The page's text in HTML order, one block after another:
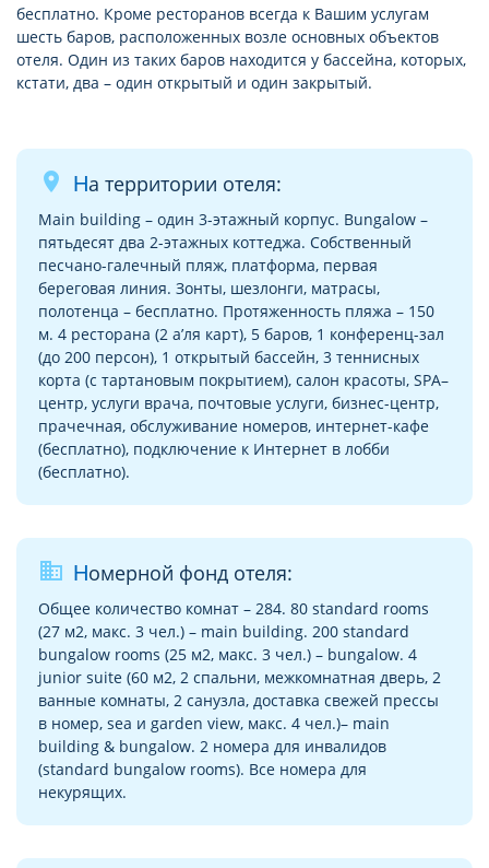
бесплатно. Кроме ресторанов всегда к Вашим услугам
шесть баров, расположенных возле основных объектов
отеля. Один из таких баров находится у бассейна, которых,
кстати, два – один открытый и один закрытый.
place На территории отеля:
Main building – один 3-этажный корпус. Bungalow –
пятьдесят два 2-этажных коттеджа. Собственный
песчано-галечный пляж, платформа, первая
береговая линия. Зонты, шезлонги, матрасы,
полотенца – бесплатно. Протяженность пляжа – 150
м. 4 ресторана (2 а’ля карт), 5 баров, 1 конференц-зал
(до 200 персон), 1 открытый бассейн, 3 теннисных
корта (с тартановым покрытием), салон красоты, SPA–
центр, услуги врача, почтовые услуги, бизнес-центр,
прачечная, обслуживание номеров, интернет-кафе
(бесплатно), подключение к Интернет в лобби
(бесплатно).
business Номерной фонд отеля:
Общее количество комнат – 284. 80 standard rooms
(27 м2, макс. 3 чел.) – main building. 200 standard
bungalow rooms (25 м2, макс. 3 чел.) – bungalow. 4
junior suite (60 м2, 2 спальни, межкомнатная дверь, 2
ванные комнаты, 2 санузла, доставка свежей прессы
в номер, sea и garden view, макс. 4 чел.)– main
building & bungalow. 2 номера для инвалидов
(standard bungalow rooms). Все номера для
некурящих.